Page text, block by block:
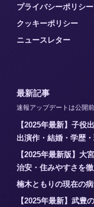
プライバシーポリシー
クッキーポリシー
ニュースレター
最新記事
速報アップデートは公開
【2025年最新】子役
出演作・結婚・学歴
【2025年最新版】大
治安・住みやすさを
楠木ともりの現在の
【2025年最新】武豊